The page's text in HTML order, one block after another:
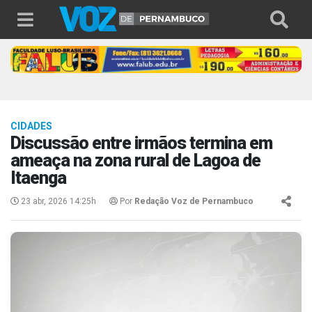
CIDADES
Discussão entre irmãos termina em
ameaça na zona rural de Lagoa de
Itaenga
23 abr, 2026 14:25h Por Redação Voz de Pernambuco